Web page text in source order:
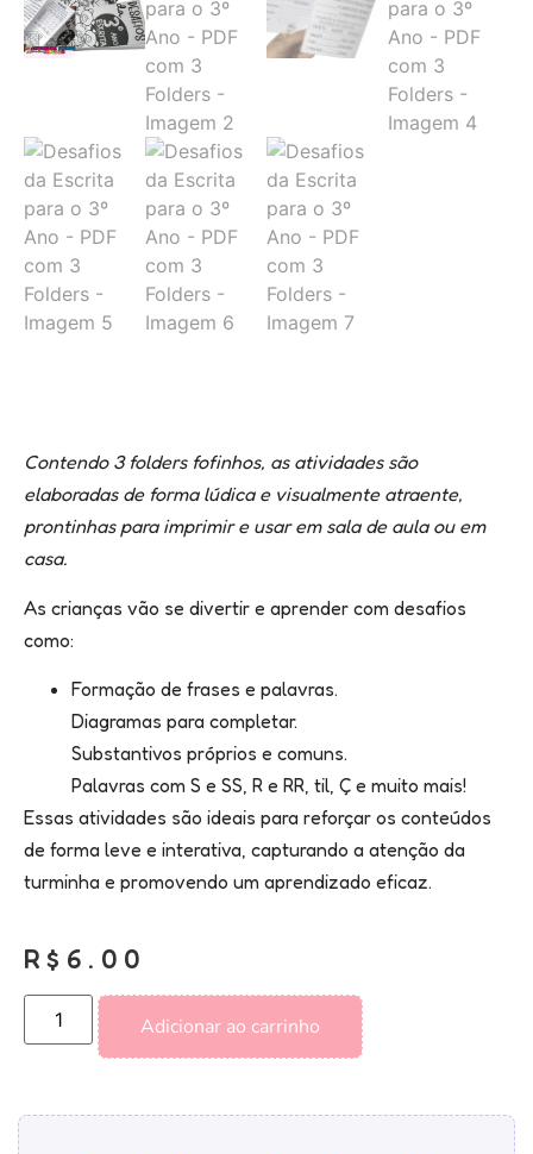
Contendo 3 folders fofinhos, as atividades são
elaboradas de forma lúdica e visualmente atraente,
prontinhas para imprimir e usar em sala de aula ou em
casa.
As crianças vão se divertir e aprender com desafios
como:
Formação de frases e palavras.
Diagramas para completar.
Substantivos próprios e comuns.
Palavras com S e SS, R e RR, til, Ç e muito mais!
Essas atividades são ideais para reforçar os conteúdos
de forma leve e interativa, capturando a atenção da
turminha e promovendo um aprendizado eficaz.
R$ 6.00
Adicionar ao carrinho